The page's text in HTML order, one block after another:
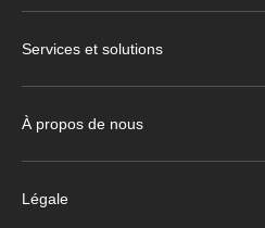
Services et solutions
À propos de nous
Légale